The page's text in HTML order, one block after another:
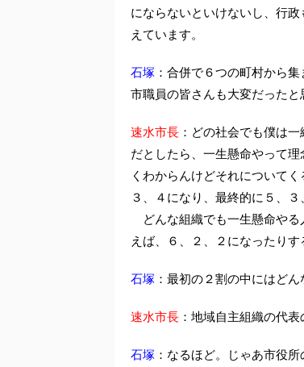
にならないといけないし、行
えています。
石塚 ：合併で６つの町村から
市職員の皆さんも大変だったと
速水市長 ：どの社会でも僕は
だとしたら、一生懸命やって
くわからんけどそれについて
３、４になり、最終的に５、
どんな組織でも一生懸命やる
えば、６、２、２になったりす
石塚 ：最初の２割の中にはど
速水市長 ：地域自主組織の代
石塚 ：なるほど。じゃあ市役